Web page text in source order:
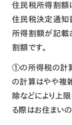
住民税所得割額
住民税決定通知
所得割額が記載
割額です。
①の所得税の計
の計算はやや複
除などにより上
る際はお住まい